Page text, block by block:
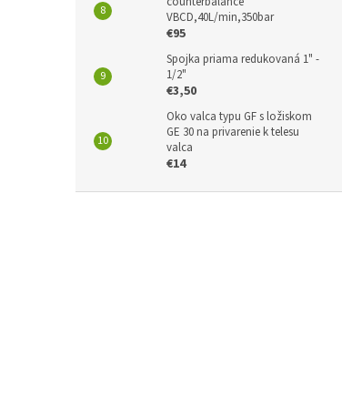
VBCD,40L/min,350bar
€95
Spojka priama redukovaná 1" -
1/2"
€3,50
Oko valca typu GF s ložiskom
GE 30 na privarenie k telesu
valca
€14